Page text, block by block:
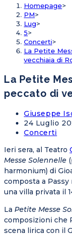
Homepage>
PM>
Lug>
5>
Concerti>
La Petite
vecchiaia di
La Petite
peccato di
Giuseppe
24 Luglio
Concerti
Ieri sera, al Teatro
Messe Solennelle
harmonium) di
composta a
una villa privata il
La Petite Messe
composizioni che
scena lirica con il